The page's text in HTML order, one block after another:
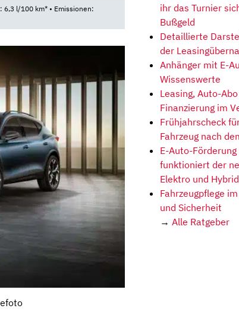
l/100 km* • Emissionen:
ihr das Turnier
Bußgeld
Detaillierte
der
Anhänger mit E-
Wissenswerte
Leasing, Auto-
Finanzierung im
Frühjahrscheck
Fahrzeug nach
E-Auto-
funktioniert der
Elektro und Hybrid
Fahrzeugpflege
und Sicherheit
→ Alle Ratgeber